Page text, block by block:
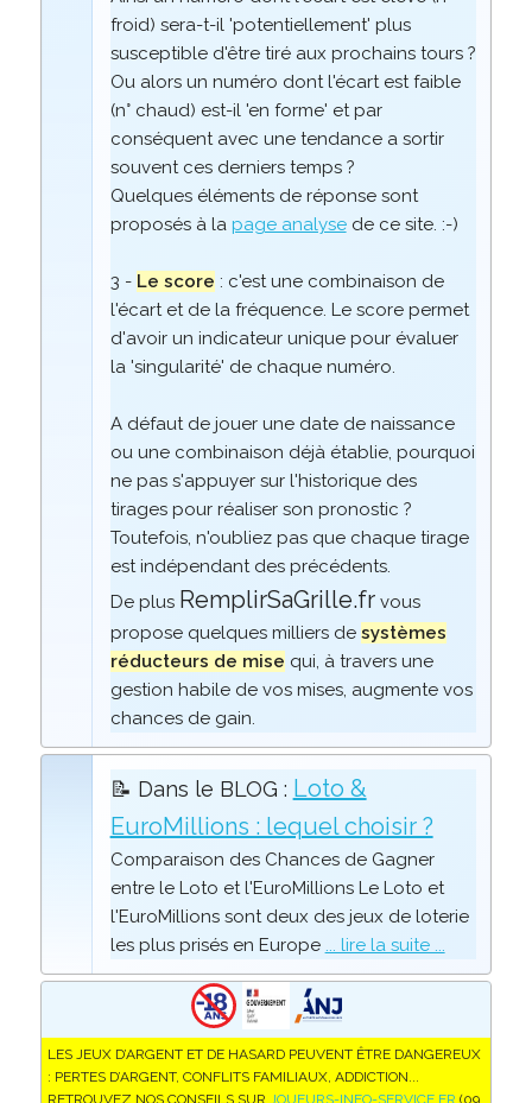
froid) sera-t-il 'potentiellement' plus
susceptible d'être tiré aux prochains tours ?
Ou alors un numéro dont l'écart est faible
(n° chaud) est-il 'en forme' et par
conséquent avec une tendance a sortir
souvent ces derniers temps ?
Quelques éléments de réponse sont
proposés à la page analysede ce site. :-)
3 - Le score : c'est une combinaison de
l'écart et de la fréquence. Le score permet
d'avoir un indicateur unique pour évaluer
la 'singularité' de chaque numéro.
A défaut de jouer une date de naissance
ou une combinaison déjà établie, pourquoi
ne pas s'appuyer sur l'historique des
tirages pour réaliser son pronostic ?
Toutefois, n'oubliez pas que chaque tirage
est indépendant des précédents.
De plus RemplirSaGrille.frvous
propose quelques milliers de systèmes
réducteurs de mise qui, à travers une
gestion habile de vos mises, augmente vos
chances de gain.
📝 Dans le BLOG : Loto &
EuroMillions : lequel choisir ?
Comparaison des Chances de Gagner
entre le Loto et l'EuroMillions Le Loto et
l'EuroMillions sont deux des jeux de loterie
les plus prisés en Europe ... lire la suite ...
LES JEUX D’ARGENT ET DE HASARD PEUVENT ÊTRE DANGEREUX
: PERTES D’ARGENT, CONFLITS FAMILIAUX, ADDICTION...
RETROUVEZ NOS CONSEILS SUR JOUEURS-INFO-SERVICE.FR (09